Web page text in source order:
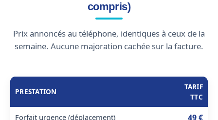
compris)
Prix annoncés au téléphone, identiques à ceux de la
semaine. Aucune majoration cachée sur la facture.
PRESTATION
TARIF
TTC
Forfait urgence (déplacement) 49 €